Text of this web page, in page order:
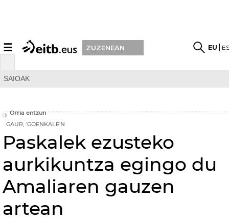
☰ ZUZENEAN EU
SAIOAK
Orria entzun
GAUR, 'GOENKALE'N
Paskalek ezusteko
aurkikuntza egingo du
Amaliaren gauzen
artean